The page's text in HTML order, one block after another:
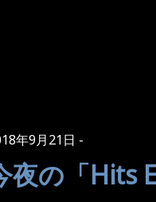
年9月21日
夜の「Hits